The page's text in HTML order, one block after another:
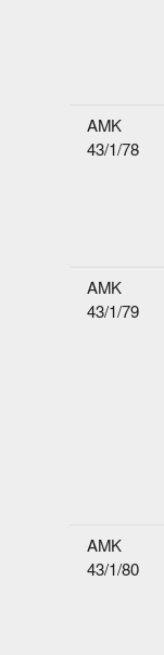
AMK
43/1/78
AMK
43/1/79
AMK
43/1/80